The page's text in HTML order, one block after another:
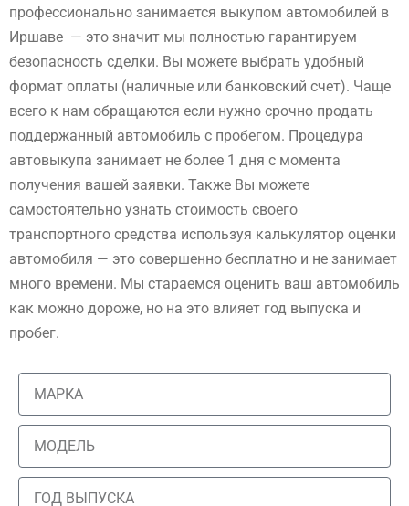
профессионально занимается выкупом автомобилей в
Иршаве — это значит мы полностью гарантируем
безопасность сделки. Вы можете выбрать удобный
формат оплаты (наличные или банковский счет). Чаще
всего к нам обращаются если нужно срочно продать
поддержанный автомобиль с пробегом. Процедура
автовыкупа занимает не более 1 дня с момента
получения вашей заявки. Также Вы можете
самостоятельно узнать стоимость своего
транспортного средства используя калькулятор оценки
автомобиля — это совершенно бесплатно и не занимает
много времени. Мы стараемся оценить ваш автомобиль
как можно дороже, но на это влияет год выпуска и
пробег.